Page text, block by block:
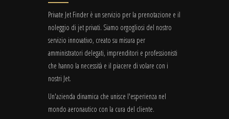
Private Jet Finder è un servizio per la prenotazione e il
noleggio di jet privati. Siamo orgogliosi del nostro
servizio innovativo, creato su misura per
amministratori delegati, imprenditori e professionisti
che hanno la necessità e il piacere di volare con i
nostri Jet.
Un'azienda dinamica che unisce l'esperienza nel
mondo aeronautico con la cura del cliente.